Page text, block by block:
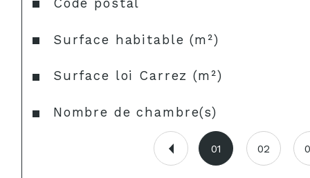
Code postal
Surface habitable (m²)
Surface loi Carrez (m²)
Nombre de chambre(s)
01 02